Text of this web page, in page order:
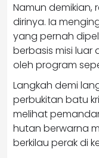
Namun demikian,
dirinya. Ia
yang pernah
berbasis misi luar
oleh program
Langkah demi
perbukitan batu
melihat
hutan berwarna
berkilau perak di